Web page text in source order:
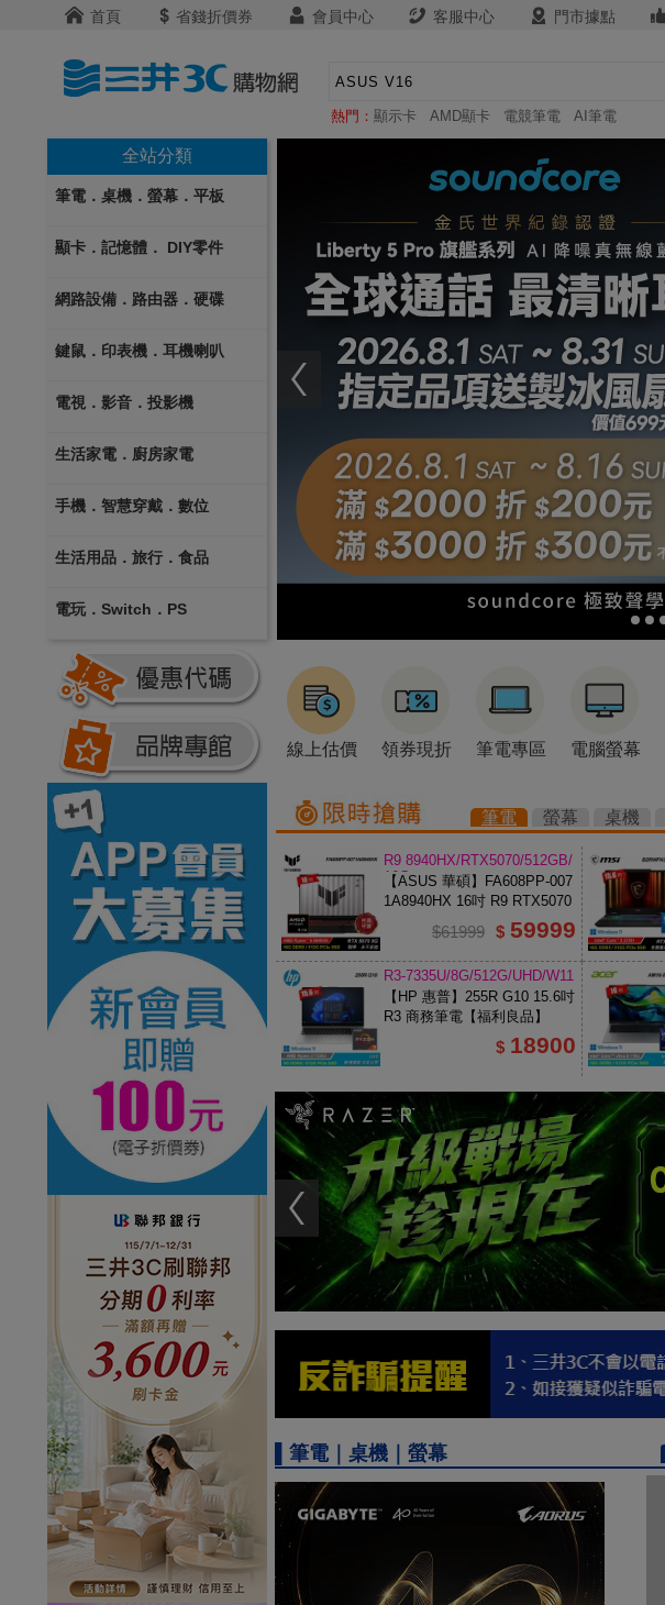
首頁 省錢折價券 會員中心 客服中心 門市據點
全站分類
筆電．桌機．螢幕．平板
顯卡．記憶體． DIY零件
網路設備．路由器．硬碟
鍵鼠．印表機．耳機喇叭
電視．影音．投影機
生活家電．廚房家電
手機．智慧穿戴．數位
生活用品．旅行．食品
電玩．Switch．PS
熱門： 顯示卡 AMD顯卡 電競筆電 AI筆電
線上估價 領券現折 筆電專區 電腦螢幕
筆電 螢幕 桌機
R9 8940HX/RTX5070/512GB/
16G
【ASUS 華碩】FA608PP-007
1A8940HX 16吋 R9 RTX5070
電競筆電
$61999 $ 59999
R3-7335U/8G/512G/UHD/W11
【HP 惠普】255R G10 15.6吋
R3 商務筆電【福利良品】
$ 18900
▌筆電｜桌機｜螢幕